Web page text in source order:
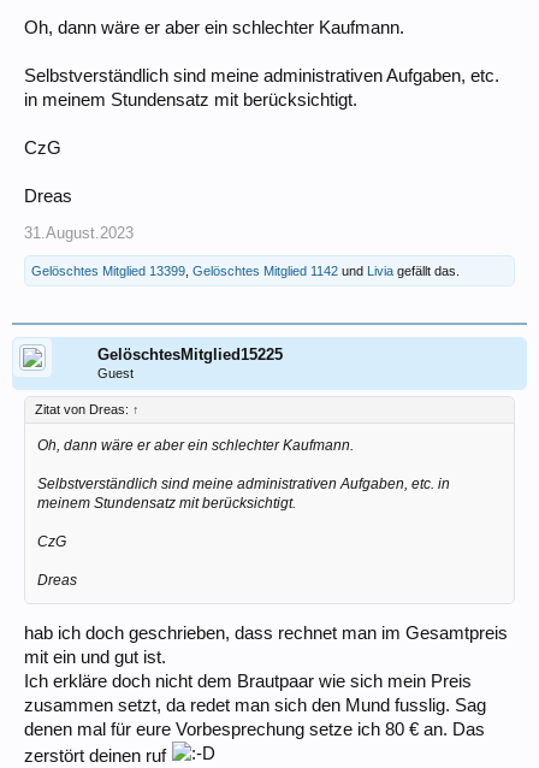
Oh, dann wäre er aber ein schlechter Kaufmann.
Selbstverständlich sind meine administrativen Aufgaben, etc.
in meinem Stundensatz mit berücksichtigt.
CzG
Dreas
31.August.2023
Gelöschtes Mitglied 13399 Gelöschtes Mitglied 1142 und Livia gefällt das.
GelöschtesMitglied15225
Guest
Zitat von Dreas: ↑
Oh, dann wäre er aber ein schlechter Kaufmann.
Selbstverständlich sind meine administrativen Aufgaben, etc. in
meinem Stundensatz mit berücksichtigt.
CzG
Dreas
hab ich doch geschrieben, dass rechnet man im Gesamtpreis
mit ein und gut ist.
Ich erkläre doch nicht dem Brautpaar wie sich mein Preis
zusammen setzt, da redet man sich den Mund fusslig. Sag
denen mal für eure Vorbesprechung setze ich 80 € an. Das
zerstört deinen ruf